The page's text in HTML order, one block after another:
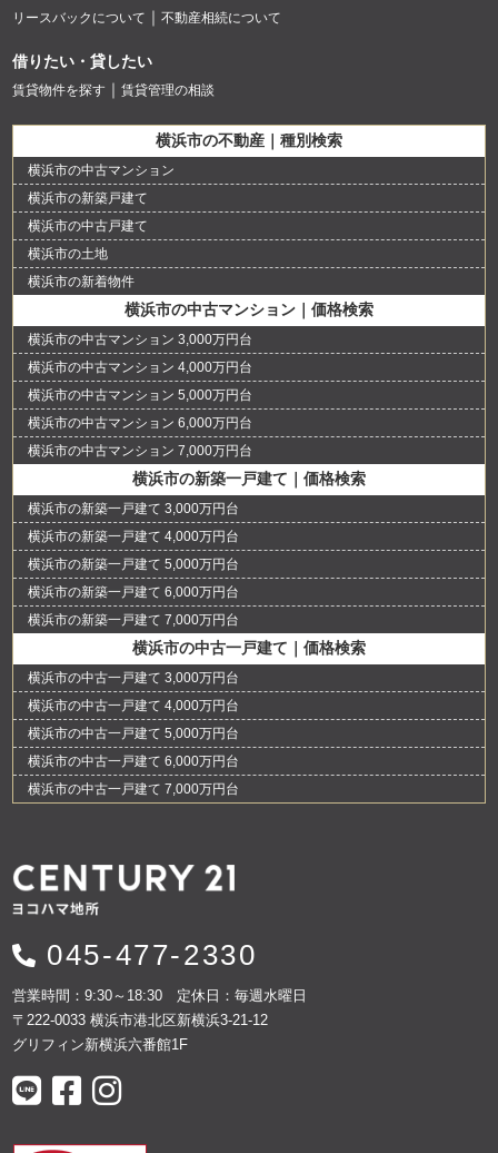
リースバックについて
不動産相続について
借りたい・貸したい
賃貸物件を探す 賃貸管理の相談
横浜市の不動産｜種別検索
横浜市の中古マンション
横浜市の新築戸建て
横浜市の中古戸建て
横浜市の土地
横浜市の新着物件
横浜市の中古マンション｜価格検索
横浜市の中古マンション 3,000万円台
横浜市の中古マンション 4,000万円台
横浜市の中古マンション 5,000万円台
横浜市の中古マンション 6,000万円台
横浜市の中古マンション 7,000万円台
横浜市の新築一戸建て｜価格検索
横浜市の新築一戸建て 3,000万円台
横浜市の新築一戸建て 4,000万円台
横浜市の新築一戸建て 5,000万円台
横浜市の新築一戸建て 6,000万円台
横浜市の新築一戸建て 7,000万円台
横浜市の中古一戸建て｜価格検索
横浜市の中古一戸建て 3,000万円台
横浜市の中古一戸建て 4,000万円台
横浜市の中古一戸建て 5,000万円台
横浜市の中古一戸建て 6,000万円台
横浜市の中古一戸建て 7,000万円台
045-477-2330
営業時間：9:30～18:30 定休日：毎週水曜日
〒222-0033 横浜市港北区新横浜3-21-12
グリフィン新横浜六番館1F